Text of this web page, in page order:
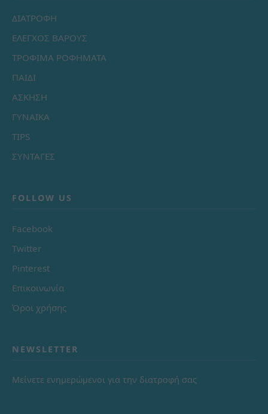
ΔΙΑΤΡΟΦΗ
ΕΛΕΓΧΟΣ ΒΑΡΟΥΣ
ΤΡΟΦΙΜΑ ΡΟΦΗΜΑΤΑ
ΠΑΙΔΙ
ΑΣΚΗΣΗ
ΓΥΝΑΙΚΑ
TIPS
ΣΥΝΤΑΓΕΣ
FOLLOW US
Facebook
Twitter
Pinterest
Επικοινωνία
Όροι χρήσης
NEWSLETTER
Μείνετε ενημερώμενοι για την διατροφή σας